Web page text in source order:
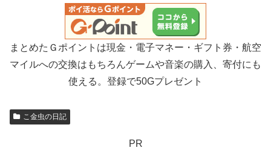
まとめたＧポイントは現金・電子マネー・ギフト券・航空
マイルへの交換はもちろんゲームや音楽の購入、寄付にも
使える。登録で50Gプレゼント
こ金虫の日記
PR